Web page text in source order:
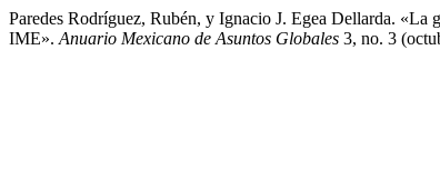
Paredes Rodríguez, Rubén, y Ignacio J. Egea Dellarda.
IME». Anuario Mexicano de Asuntos Globales 3, no. 3